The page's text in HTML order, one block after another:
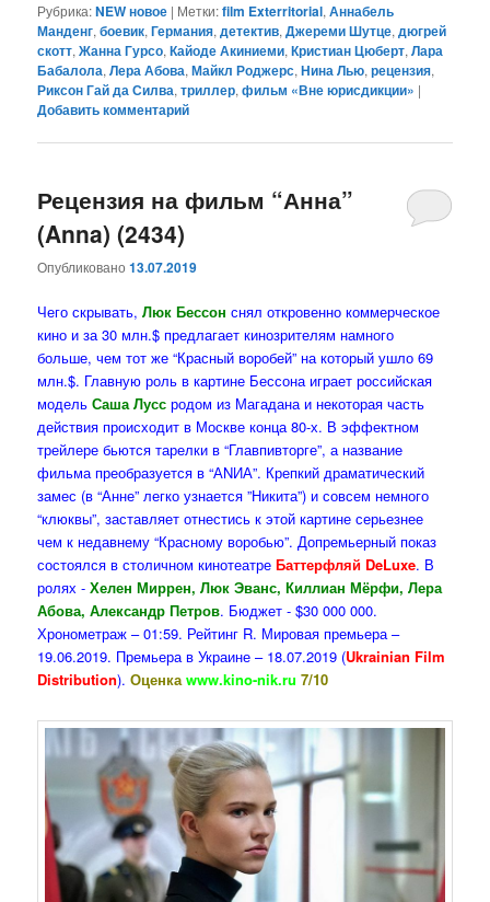
Рубрика:NEW новое | Метки:film Exterritorial,Аннабель
Манденг,боевик,Германия,детектив,Джереми Шутце,дюгрей
скотт,Жанна Гурсо,Кайоде Акиниеми,Кристиан Цюберт,Лара
Бабалола,Лера Абова,Майкл Роджерс,Нина Лью,рецензия,
Риксон Гай да Силва,триллер,фильм «Вне юрисдикции» |
Добавить комментарий
Рецензия на фильм “Анна”
(Anna) (2434)
Опубликовано13.07.2019
Чего скрывать,Люк Бессон снял откровенно коммерческое
кино и за 30 млн.$ предлагает кинозрителям намного
больше, чем тот же “Красный воробей” на который ушло 69
млн.$. Главную роль в картине Бессона играет российская
модельСаша Лусс родом из Магадана и некоторая часть
действия происходит в Москве конца 80-х. В эффектном
трейлере бьются тарелки в “Главпивторге”, а название
фильма преобразуется в “АNИА”. Крепкий драматический
замес (в “Анне” легко узнается ”Никита”) и совсем немного
“клюквы”, заставляет отнестись к этой картине серьезнее
чем к недавнему “Красному воробью”. Допремьерный показ
состоялся в столичном кинотеатреБаттерфляй DeLuxe. В
ролях -Хелен Миррен, Люк Эванс, Киллиан Мёрфи, Лера
Абова, Александр Петров. Бюджет - $30 000 000.
Хронометраж – 01:59. Рейтинг R. Мировая премьера –
19.06.2019. Премьера в Украине – 18.07.2019 (Ukrainian Film
Distribution).Оценкаwww.kino-nik.ru 7/10